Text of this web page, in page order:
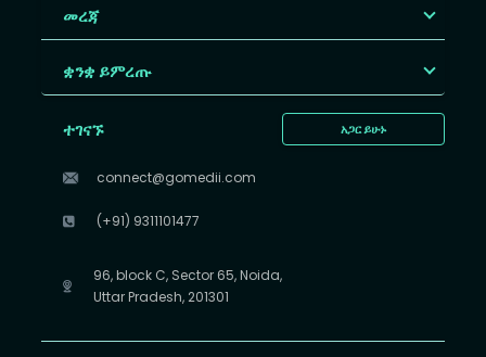
መረጃ
ቋንቋ ይምረጡ
አጋር ይሁኑ
ተገናኙ
connect@gomedii.com
(+91) 9311101477
96, block C, Sector 65, Noida,
Uttar Pradesh, 201301